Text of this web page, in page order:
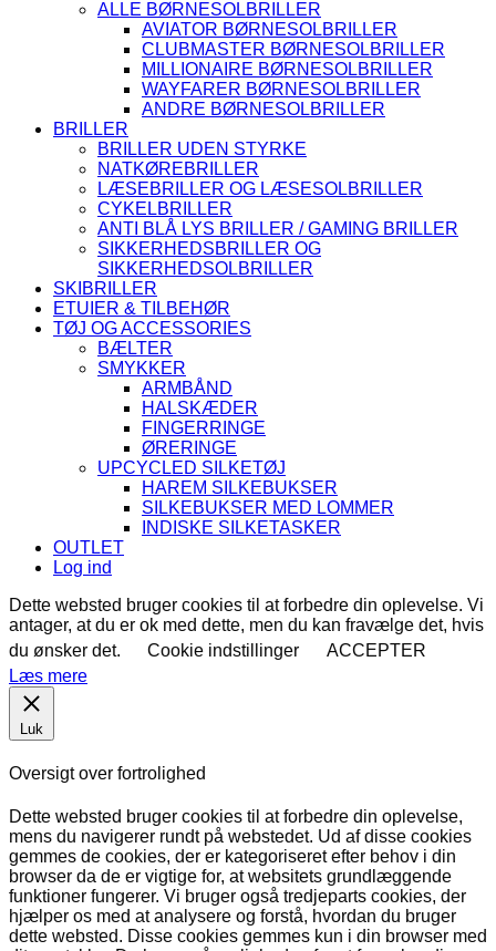
ALLE BØRNESOLBRILLER
AVIATOR BØRNESOLBRILLER
CLUBMASTER BØRNESOLBRILLER
MILLIONAIRE BØRNESOLBRILLER
WAYFARER BØRNESOLBRILLER
ANDRE BØRNESOLBRILLER
BRILLER
BRILLER UDEN STYRKE
NATKØREBRILLER
LÆSEBRILLER OG LÆSESOLBRILLER
CYKELBRILLER
ANTI BLÅ LYS BRILLER / GAMING BRILLER
SIKKERHEDSBRILLER OG
SIKKERHEDSOLBRILLER
SKIBRILLER
ETUIER & TILBEHØR
TØJ OG ACCESSORIES
BÆLTER
SMYKKER
ARMBÅND
HALSKÆDER
FINGERRINGE
ØRERINGE
UPCYCLED SILKETØJ
HAREM SILKEBUKSER
SILKEBUKSER MED LOMMER
INDISKE SILKETASKER
OUTLET
Log ind
Dette websted bruger cookies til at forbedre din oplevelse. Vi
antager, at du er ok med dette, men du kan fravælge det, hvis
du ønsker det.
Cookie indstillinger
ACCEPTER
Læs mere
Luk
Oversigt over fortrolighed
Dette websted bruger cookies til at forbedre din oplevelse,
mens du navigerer rundt på webstedet. Ud af disse cookies
gemmes de cookies, der er kategoriseret efter behov i din
browser da de er vigtige for, at websitets grundlæggende
funktioner fungerer. Vi bruger også tredjeparts cookies, der
hjælper os med at analysere og forstå, hvordan du bruger
dette websted. Disse cookies gemmes kun i din browser med